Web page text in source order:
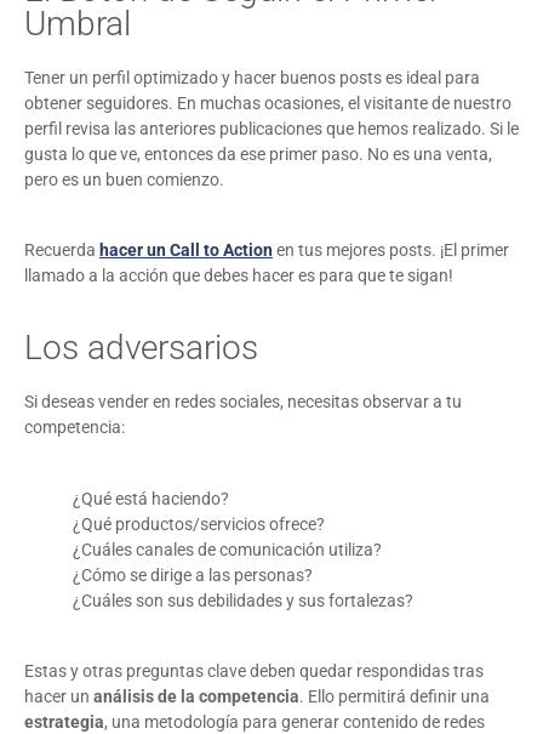
Umbral
Tener un perfil optimizado y hacer buenos posts es ideal para
obtener seguidores. En muchas ocasiones, el visitante de nuestro
perfil revisa las anteriores publicaciones que hemos realizado. Si le
gusta lo que ve, entonces da ese primer paso. No es una venta,
pero es un buen comienzo.
Recuerda hacer un Call to Actionen tus mejores posts. ¡El primer
llamado a la acción que debes hacer es para que te sigan!
Los adversarios
Si deseas vender en redes sociales, necesitas observar a tu
competencia:
¿Qué está haciendo?
¿Qué productos/servicios ofrece?
¿Cuáles canales de comunicación utiliza?
¿Cómo se dirige a las personas?
¿Cuáles son sus debilidades y sus fortalezas?
Estas y otras preguntas clave deben quedar respondidas tras
hacer un análisis de la competencia. Ello permitirá definir una
estrategia, una metodología para generar contenido de redes